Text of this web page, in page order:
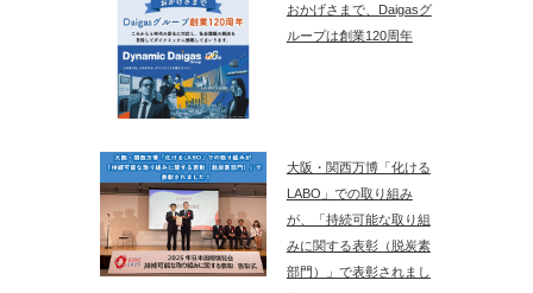
おかげさまで、Daigasグ
ループは創業120周年
大阪・関西万博「化ける
LABO」での取り組み
が、「持続可能な取り組
みに関する表彰（脱炭素
部門）」で表彰されまし